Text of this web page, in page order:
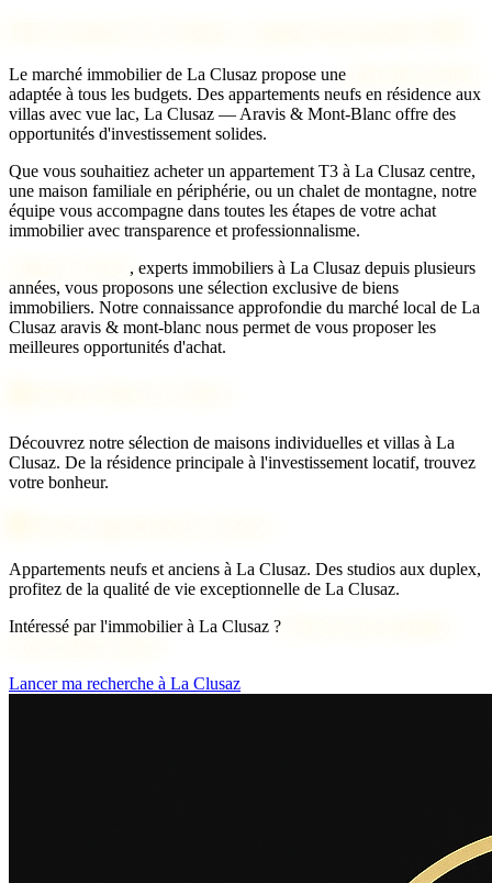
Le marché immobilier de La Clusaz propose une
adaptée à tous les budgets. Des appartements neufs en résidence aux
villas avec vue lac, La Clusaz — Aravis & Mont-Blanc offre des
opportunités d'investissement solides.
Que vous souhaitiez acheter un appartement T3 à La Clusaz centre,
une maison familiale en périphérie, ou un chalet de montagne, notre
équipe vous accompagne dans toutes les étapes de votre achat
immobilier avec transparence et professionnalisme.
, experts immobiliers à La Clusaz depuis plusieurs
années, vous proposons une sélection exclusive de biens
immobiliers. Notre connaissance approfondie du marché local de La
Clusaz aravis & mont-blanc nous permet de vous proposer les
meilleures opportunités d'achat.
Découvrez notre sélection de maisons individuelles et villas à La
Clusaz. De la résidence principale à l'investissement locatif, trouvez
votre bonheur.
Appartements neufs et anciens à La Clusaz. Des studios aux duplex,
profitez de la qualité de vie exceptionnelle de La Clusaz.
Intéressé par l'immobilier à La Clusaz ?
Lancer ma recherche à La Clusaz